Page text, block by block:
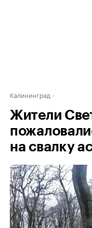
Калининград
Жители
на свалку